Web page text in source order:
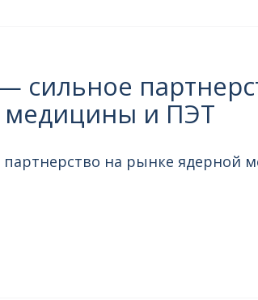
сильное
медицины и ПЭТ
партнерство на рынке ядерной